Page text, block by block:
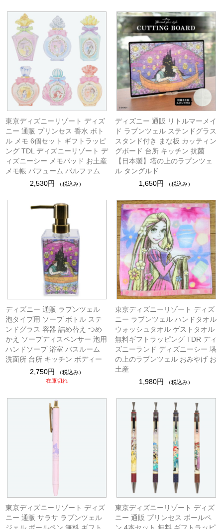
東京ディズニーリゾート ディズ
ニー 通販 プリンセス 香水 ボト
ル メモ 6個セット ギフトラッピ
ング TDL ディズニーリゾート デ
ィズニーシー メモパッド お土産
メモ帳 パフューム パルファム
2,530円
（税込み）
ディズニー 通販 リトルマーメイ
ド ラプンツェル ステンドグラス
スタンド付き まな板 カッティン
グボード 台所 キッチン 抗菌
【日本製】塔の上のラプンツェ
ル タングルド
1,650円
（税込み）
ディズニー 通販 ラプンツェル
泡タイプ用 ソープ ボトル ステ
ンドグラス 容器 詰め替え つめ
かえ ソープディスペンサー 泡用
ハンドソープ 浴室 バスルーム
洗面所 台所 キッチン ボディー
2,750円
（税込み）
在庫切れ
東京ディズニーリゾート ディズ
ニー ラプンツェル ハンドタオル
ウォッシュタオル ゲストタオル
無料ギフトラッピング TDR ディ
ズニーランド ディズニーシー 塔
の上のラプンツェル おみやげ お
土産
1,980円
（税込み）
東京ディズニーリゾート ディズ
ニー 通販 サラサ ラプンツェル
東京ディズニーリゾート ディズ
ニー 通販 プリンセス ボールペ